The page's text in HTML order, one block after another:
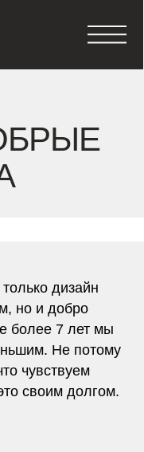
дизайн
но и добро
более 7 лет мы
Не потому
чувствуем
своим долгом.